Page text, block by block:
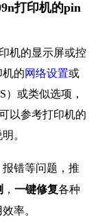
打印机的pin
机的显示屏或控
的网络设置或
）或类似选项，
以参考打印机的
。
错等问题，推
， 一键修复各种
率。